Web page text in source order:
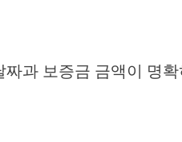
과 보증금 금액이 명